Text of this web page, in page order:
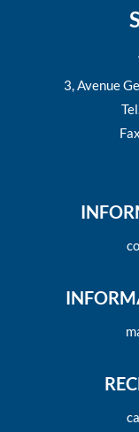
3, Avenue